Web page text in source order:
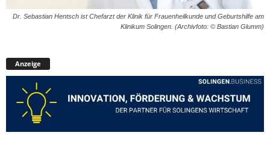
Dr. Sebastian Hentsch ist Chefarzt der Klinik für Frauenheilkunde und Geburtshilfe am
Klinikum Solingen. (Archivfoto: © Bastian Glumm)
Anzeige